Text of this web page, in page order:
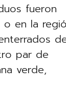
fueron
en la
par de
verde,